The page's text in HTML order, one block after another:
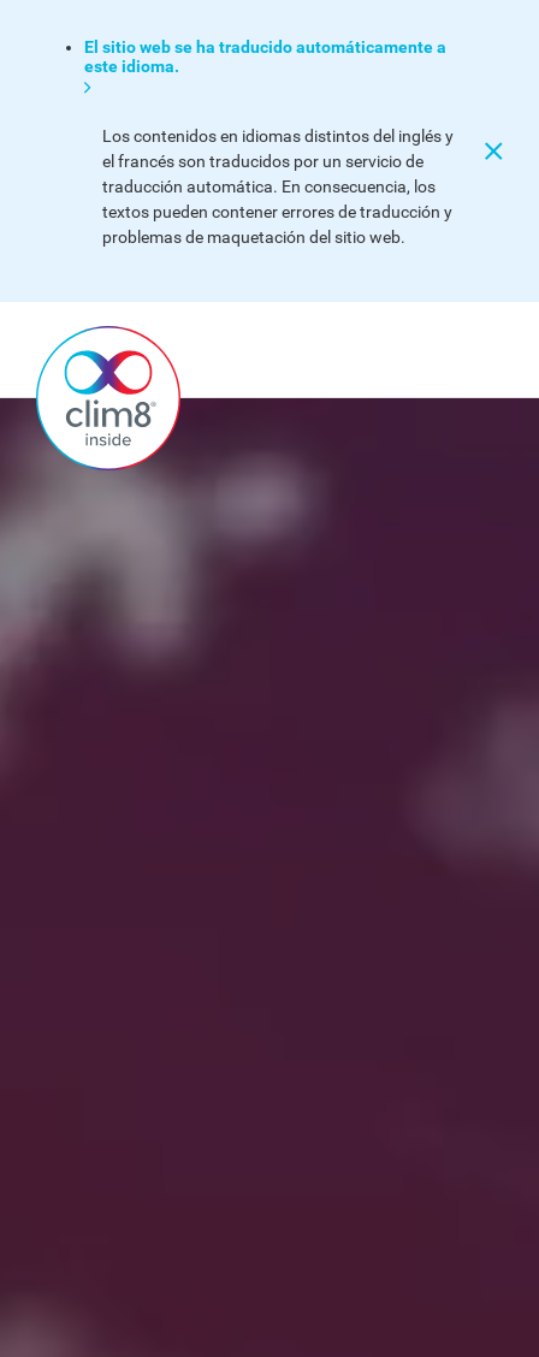
El sitio web se ha traducido automáticamente a
este idioma.
Los contenidos en idiomas distintos del inglés y
el francés son traducidos por un servicio de
traducción automática. En consecuencia, los
textos pueden contener errores de traducción y
problemas de maquetación del sitio web.